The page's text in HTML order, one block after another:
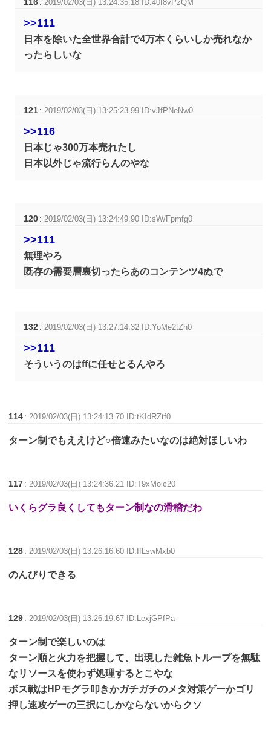
: 2019/02/03(日) 13:24:35.18 ID:40f8vPzQM
>>111
日本を除いた全世界合計で4万本くらいしか売れなか
ったらしいな
121 : 2019/02/03(日) 13:25:23.99 ID:vJfPNeNw0
>>116
日本じゃ300万本売れたし
日本以外じゃ流行らんのやな
120 : 2019/02/03(日) 13:24:49.90 ID:sW/Fpmfg0
>>111
無理やろ
既存の需要層裏切ったらあのコンテンツ4ぬで
132 : 2019/02/03(日) 13:27:14.32 ID:YoMe2tZh0
>>111
そういうのはffに任せとるんやろ
114 : 2019/02/03(日) 13:24:13.70 ID:tKIdRZtf0
ターン制でもええけど○倍速みたいなのは絶対ほしいわ
117 : 2019/02/03(日) 13:24:36.21 ID:T9xMolc20
いくらグラ良くしてもターン制なの滑稽だわ
128 : 2019/02/03(日) 13:26:16.60 ID:IfLswMxb0
のんびりできる
129 : 2019/02/03(日) 13:26:19.67 ID:LexjGPfPa
ターン制で楽しいのは
ターン順と火力を把握して、出現した雑魚トループを無駄
なリソースを使わず処理するとこやな
ボス戦はHPモグラ叩きかガチガチのメタ対策ゲーかゴリ
押し速攻ゲーの三択にしかならないからクソ